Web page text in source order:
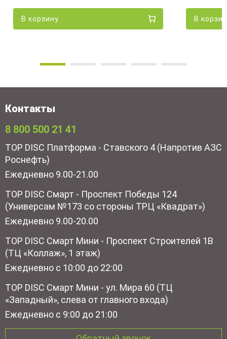
В корзину В
Контакты
8 800 500 21 41
TOP DISC Платформа - Ставского 4 (Напротив АЗС
Роснефть)
Ежедневно 9.00-21.00
TOP DISC Смарт - Проспект Победы 124
(Универсам №173 со стороны ТРЦ «Квадрат»)
Ежедневно 9.00-20.00
TOP DISC Смарт Мини - Проспект Строителей 1В
(ТЦ «Коллаж», 1 этаж)
Ежедневно с 10:00 до 22:00
TOP DISC Смарт Мини - ул. Мира 60 (ТЦ
«Западный», слева от главного входа)
Ежедневно с 9:00 до 21:00